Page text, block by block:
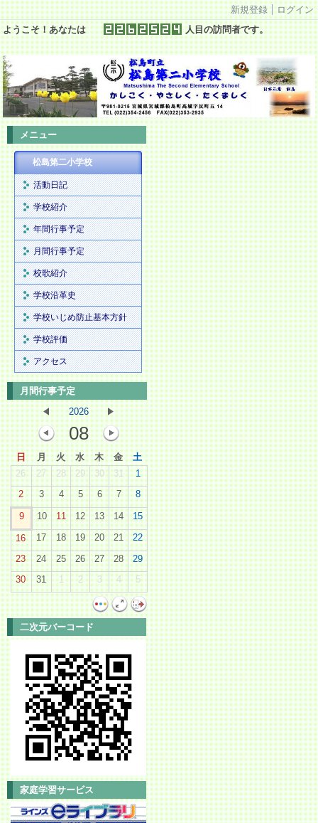
新規登録
ログイン
ようこそ！あなたは
人目の訪問者です。
メニュー
松島第二小学校
活動日記
学校紹介
年間行事予定
月間行事予定
校歌紹介
学校沿革史
学校いじめ防止基本方針
学校評価
アクセス
月間行事予定
2026
08
日 月 火 水 木 金
土
26
27 28 29 30 31
1
2
3 4 5 6 7 8
9 10 11 12 13 14 15
16 17 18 19 20 21
22
23
24 25 26 27 28
29
30
31 1 2 3 4 5
二次元バーコード
家庭学習サービス